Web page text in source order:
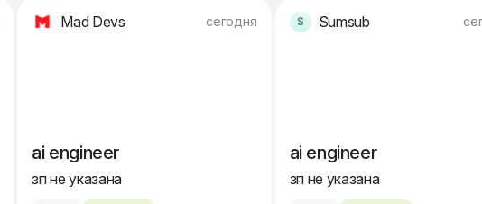
Mad Devs сегодня
ai engineer
зп не указана
Sumsub
ai engineer
зп не указана